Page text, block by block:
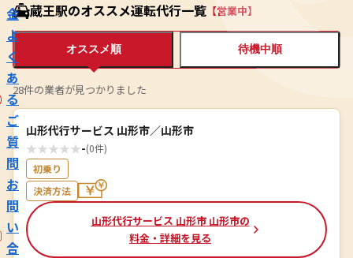
金
よ
く
あ
る
ご
質
問
お
問
い
合
蔵王駅のオススメ運転代行一覧 【営業中】
オススメ順 待機中順
28件の業者が見つかりました
山形代行サービス 山形市／山形市
★★★★★-(0件)
初乗り
決済方法
山形代行サービス 山形市 山形市の
料金・詳細を見る